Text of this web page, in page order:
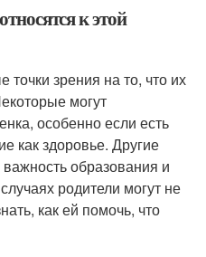
к этой
точки зрения на то, что их
могут
особенно если есть
как здоровье. Другие
образования и
родители могут не
как ей помочь, что